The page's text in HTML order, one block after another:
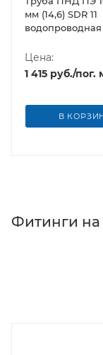
мм (14,6) SDR 11
водопроводная
Цена:
1 415 руб./пог.
В
Фитинги на